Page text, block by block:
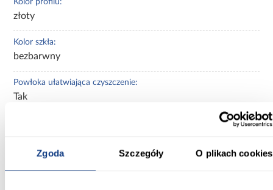
Zgoda Szczegóły O plikach cookies
złoty
Kolor szkła:
bezbarwny
Powłoka ułatwiająca czyszczenie:
Tak